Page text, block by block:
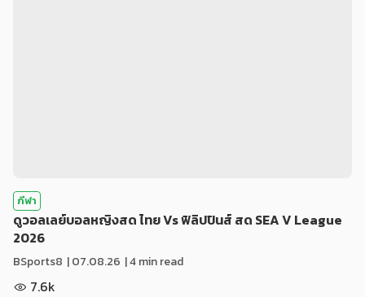
กีฬา
ดูวอลเลย์บอลหญิงสด ไทย Vs ฟิลิปปินส์ สด SEA V League
2026
BSports8 |07.08.26 | 4 min read
7.6k